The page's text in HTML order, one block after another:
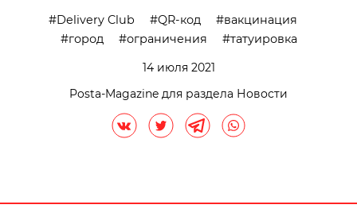
Delivery Club QR-код
вакцинация
город
ограничения
татуировка
14 июля 2021
Posta-Magazine для раздела Новости